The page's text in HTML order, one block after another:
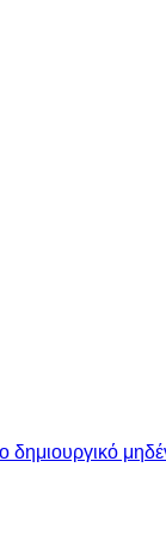
δημιουργικό